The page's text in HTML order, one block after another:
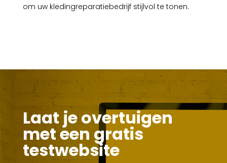
om uw kledingreparatiebedrijf stijlvol te tonen.
Laat je overtuigen
met een gratis
testwebsite